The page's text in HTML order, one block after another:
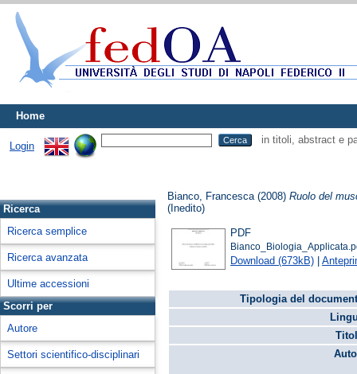
Home
Login
in titoli, abstract e
Ricerca
Ricerca semplice
Ricerca avanzata
Ultime accessioni
Scorri per
Autore
Settori scientifico-disciplinari
Bianco, Francesca (2008)Ruolo del
(Inedito)
PDF
Download (673kB) |
Tipologia del